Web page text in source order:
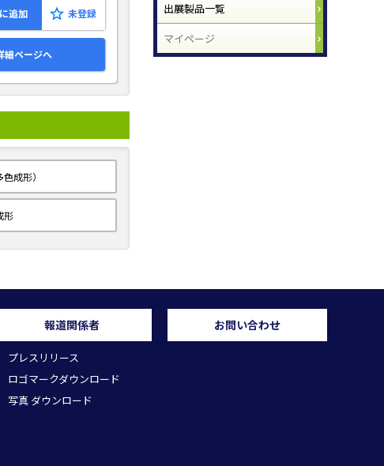
追加
細ページへ
成形）
形
出展製品一覧
マイページ
報道関係者
プレスリリース
ロゴマークダウンロード
写真 ダウンロード
お問い合わせ